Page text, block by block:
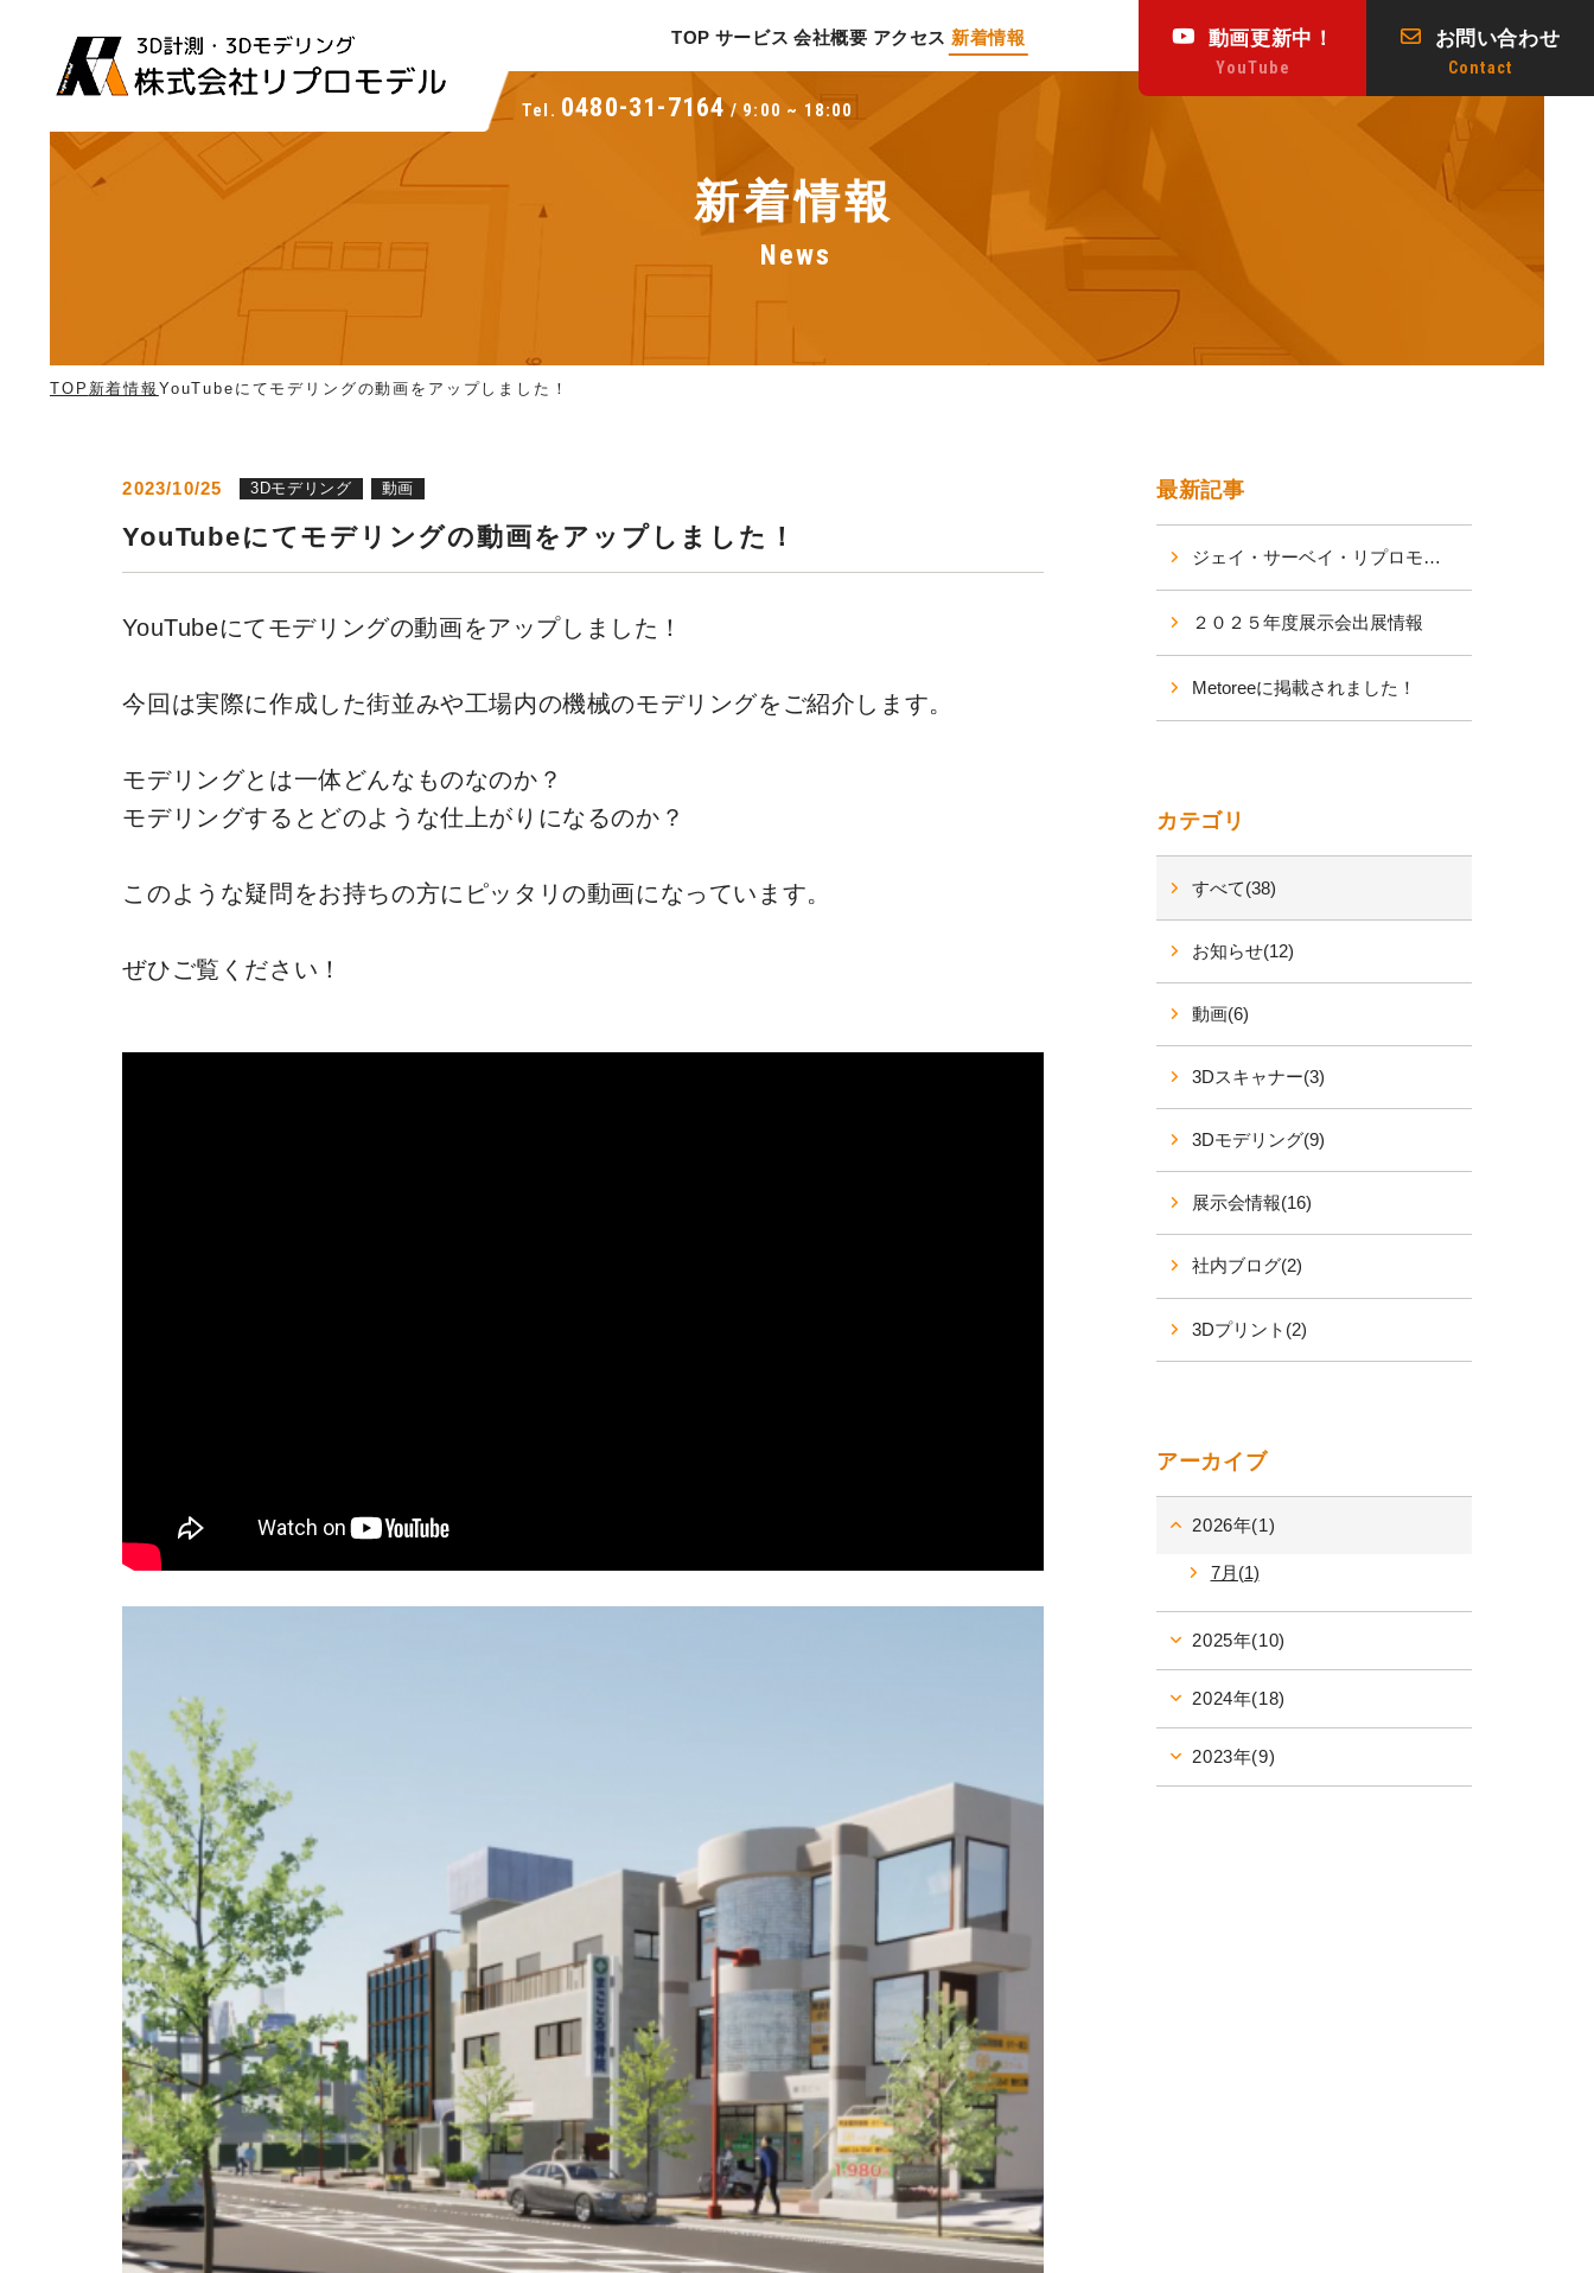
Tel. 0480-31-7164/ 9:00 ~ 18:00
TOP サービス 会社概要 アクセス 新着情報 動画更新中！
YouTube
お問い合わせ
Contact
TOP サービス アクセス 新着情報
動画更新中！
YouTube
新着情報
News
TOP 新着情報 YouTubeにてモデリングの動画をアップしました！
2023/10/25 3Dモデリング 動画
YouTubeにてモデリングの動画をアップしました！
YouTubeにてモデリングの動画をアップしました！
今回は実際に作成した街並みや工場内の機械のモデリングをご紹介します。
モデリングとは一体どんなものなのか？
モデリングするとどのような仕上がりになるのか？
このような疑問をお持ちの方にピッタリの動画になっています。
ぜひご覧ください！
最新記事
ジェイ・サーベイ・リプロモデル 合同経営計画会議を行いました。
２０２５年度展示会出展情報
Metoreeに掲載されました！
カテゴリ
すべて(38)
お知らせ(12)
動画(6)
3Dスキャナー(3)
3Dモデリング(9)
展示会情報(16)
社内ブログ(2)
3Dプリント(2)
アーカイブ
2026年(1)
7月(1)
2025年(10)
2024年(18)
2023年(9)
会社概要